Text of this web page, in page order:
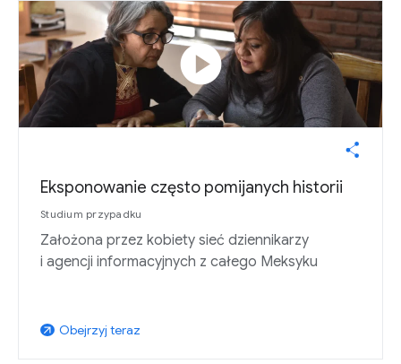
play_circle
Eksponowanie często pomijanych historii
Studium przypadku
Założona przez kobiety sieć dziennikarzy
i agencji informacyjnych z całego Meksyku
arrow_outward Obejrzyj teraz